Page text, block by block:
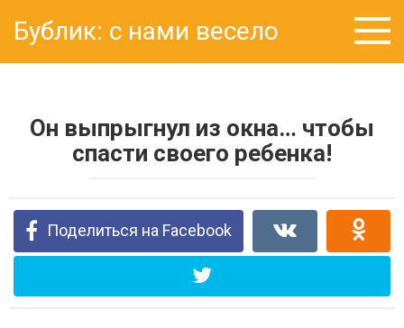
контенту
Бублик: с нами весело
Он выпрыгнул из окна… чтобы
спасти своего ребенка!
Поделиться на Facebook